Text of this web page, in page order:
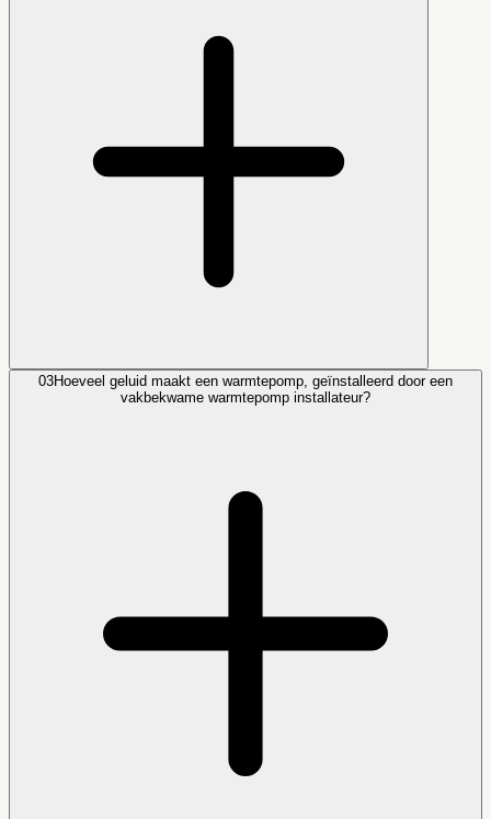
03Hoeveel geluid maakt een warmtepomp, geïnstalleerd door een
vakbekwame warmtepomp installateur?